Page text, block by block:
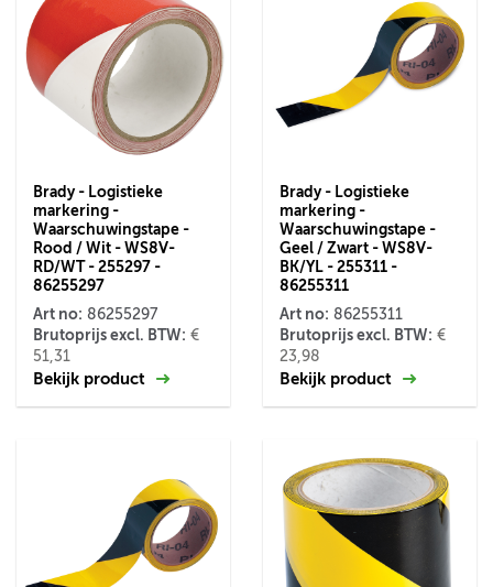
Brady - Logistieke
markering -
Waarschuwingstape -
Rood / Wit - WS8V-
RD/WT - 255297 -
86255297
Art no: 86255297
Brutoprijs excl. BTW: €
51,31
Bekijk product
Brady - Logistieke
markering -
Waarschuwingstape -
Geel / Zwart - WS8V-
BK/YL - 255311 -
86255311
Art no: 86255311
Brutoprijs excl. BTW: €
23,98
Bekijk product